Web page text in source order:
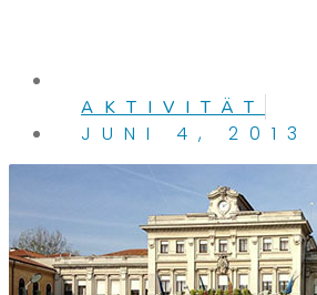
AKTIVITÄT
JUNI 4, 2013